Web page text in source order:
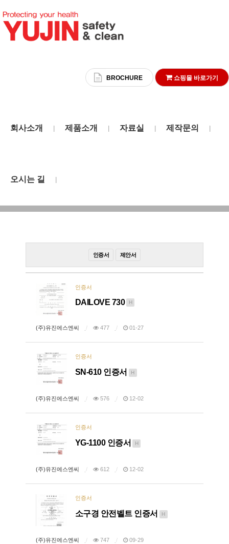
BROCHURE 쇼핑몰 바로가기
회사소개 제품소개 자료실 제작문의
오시는 길
인증서 제안서
인증서
DAILOVE 730 H
(주)유진에스엔씨 477 01-27
인증서
SN-610 인증서 H
(주)유진에스엔씨 576 12-02
인증서
YG-1100 인증서 H
(주)유진에스엔씨 612 12-02
인증서
소구경 안전벨트 인증서 H
(주)유진에스엔씨 747 09-29